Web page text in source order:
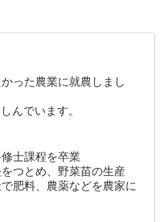
った農業に就農しまし
んでいます。
士課程を卒業
つとめ、野菜苗の生産
肥料、農薬などを農家に